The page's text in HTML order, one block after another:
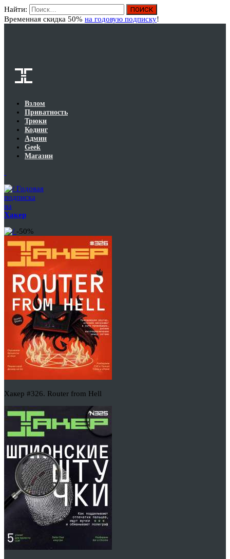
Найти:
Временная скидка 50% на годовую подписку!
Взлом
Приватность
Трюки
Кодинг
Админ
Geek
Магазин
Годовая
подписка
на
Хакер
-50%
Хакер #326. Router from Hell